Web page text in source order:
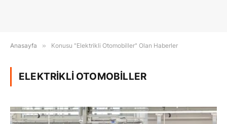
Anasayfa » Konusu "Elektrikli Otomobiller" Olan Haberler
ELEKTRIKLI OTOMOBILLER